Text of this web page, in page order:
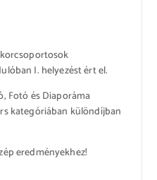
I. helyezést ért el.
Fotó és Diaporáma
kategóriában különdíjban
eredményekhez!